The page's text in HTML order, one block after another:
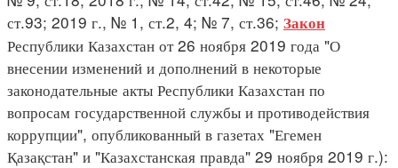
ст.93; 2019 г., № 1, ст.2, 4; № 7, ст.36; Закон
Республики Казахстан от 26 ноября 2019 года "О
внесении изменений и дополнений в некоторые
законодательные акты Республики Казахстан по
вопросам государственной службы и противодействия
коррупции", опубликованный в газетах "Егемен
Қазақстан" и "Казахстанская правда" 29 ноября 2019 г.):